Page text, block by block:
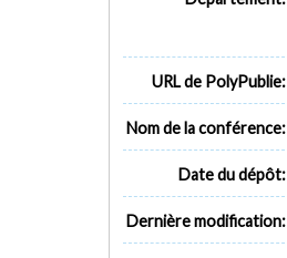
URL de PolyPublie:
Nom de la conférence:
Date du dépôt:
Dernière modification: